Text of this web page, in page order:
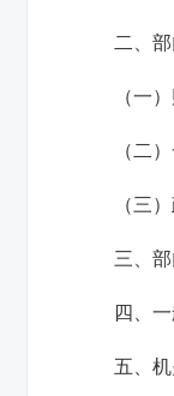
二、
（一
（二
（三
三、
四、
五、